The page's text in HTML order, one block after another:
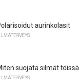
aurinkolasit
suojata silmät töissä